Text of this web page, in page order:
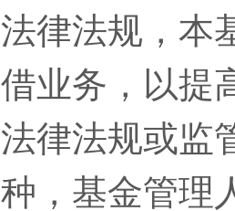
法律法规，本
借业务，以提
法律法规或监
种，基金管理